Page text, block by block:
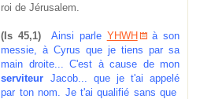
roi de Jérusalem.
(Is 45,1) Ainsi parle YHWH
à son
messie, à Cyrus que je tiens par sa
main droite... C'est à cause de mon
serviteur Jacob... que je t'ai appelé
par ton nom. Je t'ai qualifié sans que